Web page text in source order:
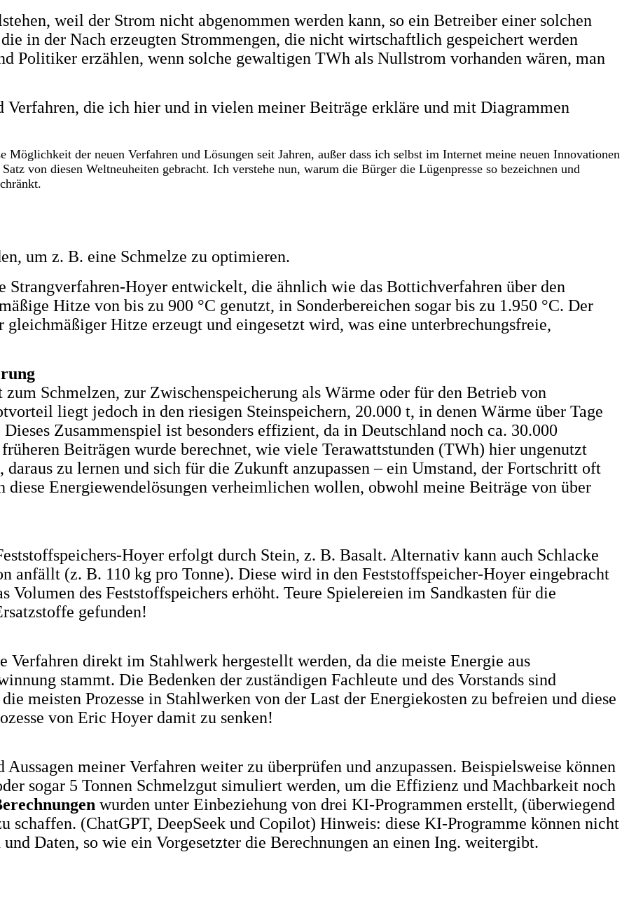
weil der Strom nicht abgenommen werden kann, so ein Betreiber einer solchen
in der Nach erzeugten Strommengen, die nicht wirtschaftlich gespeichert werden
Politiker erzählen, wenn solche gewaltigen TWh als Nullstrom vorhanden wären, man
die ich hier und in vielen meiner Beiträge erkläre und mit Diagrammen
Möglichkeit der neuen Verfahren und Lösungen seit Jahren, außer dass ich selbst im Internet meine neuen Innovationen
von diesen Weltneuheiten gebracht. Ich verstehe nun, warum die Bürger die Lügenpresse so bezeichnen und
um z. B. eine Schmelze zu optimieren.
Strangverfahren-Hoyer entwickelt, die ähnlich wie das Bottichverfahren über den
Hitze von bis zu 900 °C genutzt, in Sonderbereichen sogar bis zu 1.950 °C. Der
Hitze erzeugt und eingesetzt wird, was eine unterbrechungsfreie,
Schmelzen, zur Zwischenspeicherung als Wärme oder für den Betrieb von
liegt jedoch in den riesigen Steinspeichern, 20.000 t, in denen Wärme über Tage
Zusammenspiel ist besonders effizient, da in Deutschland noch ca. 30.000
Beiträgen wurde berechnet, wie viele Terawattstunden (TWh) hier ungenutzt
zu lernen und sich für die Zukunft anzupassen – ein Umstand, der Fortschritt oft
diese Energiewendelösungen verheimlichen wollen, obwohl meine Beiträge von über
Hoyer erfolgt durch Stein, z. B. Basalt. Alternativ kann auch Schlacke
anfällt (z. B. 110 kg pro Tonne). Diese wird in den Feststoffspeicher-Hoyer eingebracht
Volumen des Feststoffspeichers erhöht. Teure Spielereien im Sandkasten für die
gefunden!
Verfahren direkt im Stahlwerk hergestellt werden, da die meiste Energie aus
stammt. Die Bedenken der zuständigen Fachleute und des Vorstands sind
meisten Prozesse in Stahlwerken von der Last der Energiekosten zu befreien und diese
von Eric Hoyer damit zu senken!
meiner Verfahren weiter zu überprüfen und anzupassen. Beispielsweise können
sogar 5 Tonnen Schmelzgut simuliert werden, um die Effizienz und Machbarkeit noch
wurden unter Einbeziehung von drei KI-Programmen erstellt, (überwiegend
schaffen. (ChatGPT, DeepSeek und Copilot) Hinweis: diese KI-Programme können nicht
Daten, so wie ein Vorgesetzter die Berechnungen an einen Ing. weitergibt.